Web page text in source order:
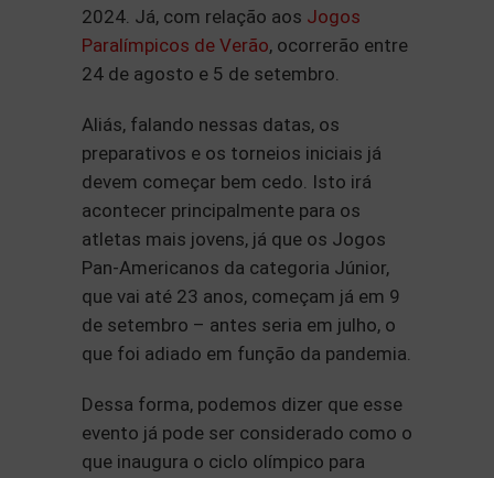
2024. Já, com relação aos Jogos
Paralímpicos de Verão, ocorrerão entre
24 de agosto e 5 de setembro.
Aliás, falando nessas datas, os
preparativos e os torneios iniciais já
devem começar bem cedo. Isto irá
acontecer principalmente para os
atletas mais jovens, já que os Jogos
Pan-Americanos da categoria Júnior,
que vai até 23 anos, começam já em 9
de setembro – antes seria em julho, o
que foi adiado em função da pandemia.
Dessa forma, podemos dizer que esse
evento já pode ser considerado como o
que inaugura o ciclo olímpico para